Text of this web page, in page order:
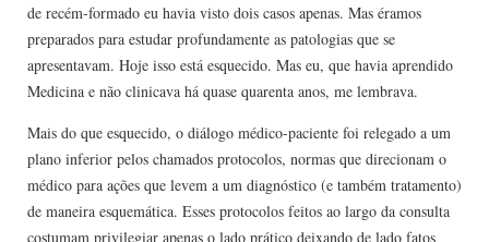
de recém-formado eu havia visto dois casos apenas. Mas éramos
preparados para estudar profundamente as patologias que se
apresentavam. Hoje isso está esquecido. Mas eu, que havia aprendido
Medicina e não clinicava há quase quarenta anos, me lembrava.
Mais do que esquecido, o diálogo médico-paciente foi relegado a um
plano inferior pelos chamados protocolos, normas que direcionam o
médico para ações que levem a um diagnóstico (e também tratamento)
de maneira esquemática. Esses protocolos feitos ao largo da consulta
costumam privilegiar apenas o lado prático deixando de lado fatos